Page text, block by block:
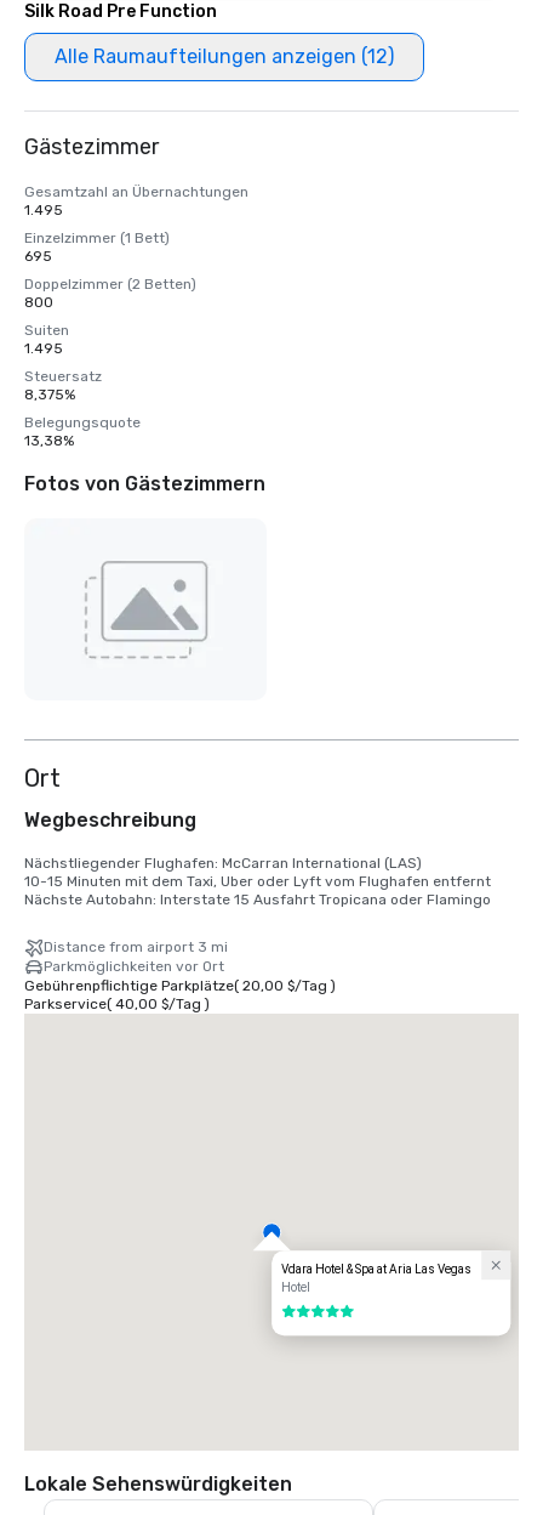
Silk Road Pre Function
Alle Raumaufteilungen anzeigen (12)
Gästezimmer
Gesamtzahl an Übernachtungen
1.495
Einzelzimmer (1 Bett)
695
Doppelzimmer (2 Betten)
800
Suiten
1.495
Steuersatz
8,375%
Belegungsquote
13,38%
Fotos von Gästezimmern
Ort
Wegbeschreibung
Nächstliegender Flughafen: McCarran International (LAS)
10-15 Minuten mit dem Taxi, Uber oder Lyft vom Flughafen entfernt
Nächste Autobahn: Interstate 15 Ausfahrt Tropicana oder Flamingo
Distance from airport 3 mi
Parkmöglichkeiten vor Ort
Gebührenpflichtige Parkplätze( 20,00 $/Tag )
Parkservice( 40,00 $/Tag )
Vdara Hotel & Spa at Aria Las Vegas
Hotel
5 von 5
Lokale Sehenswürdigkeiten